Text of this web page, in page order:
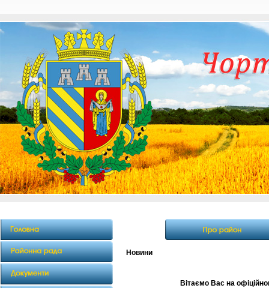
Новини
Вітаємо Вас на